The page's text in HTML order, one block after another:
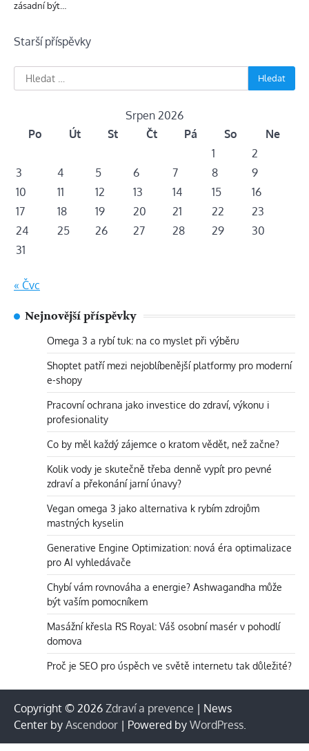
zásadní být…
Navigace
pro
příspěvky
Starší příspěvky
Vyhledávání
Srpen 2026
Po
Út St Čt Pá So
Ne
1
2
3
4 5 6 7 8
9
10
11 12 13 14 15
16
17
18 19 20 21 22
23
24
25 26 27 28 29
30
31
« Čvc
Nejnovější příspěvky
Omega 3 a rybí tuk: na co myslet při výběru
Shoptet patří mezi nejoblíbenější platformy pro moderní
e-shopy
Pracovní ochrana jako investice do zdraví, výkonu i
profesionality
Co by měl každý zájemce o kratom vědět, než začne?
Kolik vody je skutečně třeba denně vypít pro pevné
zdraví a překonání jarní únavy?
Vegan omega 3 jako alternativa k rybím zdrojům
mastných kyselin
Generative Engine Optimization: nová éra optimalizace
pro AI vyhledávače
Chybí vám rovnováha a energie? Ashwagandha může
být vaším pomocníkem
Masážní křesla RS Royal: Váš osobní masér v pohodlí
domova
Proč je SEO pro úspěch ve světě internetu tak důležité?
Copyright © 2026 Zdraví a prevence | News
Center by Ascendoor | Powered by WordPress